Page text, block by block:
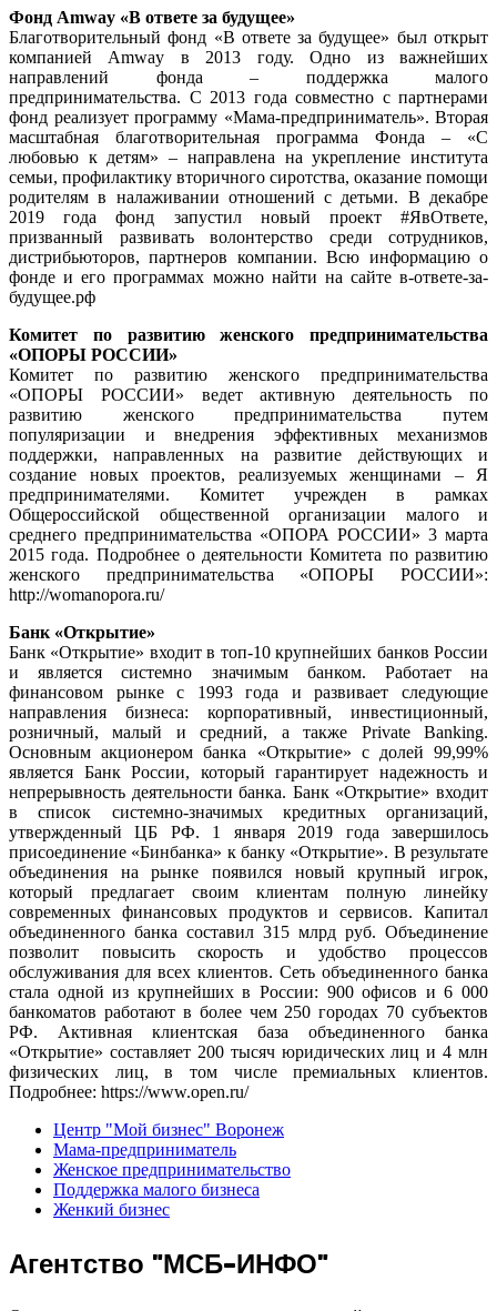
Фонд Amway «В ответе за будущее»
Благотворительный фонд «В ответе за будущее» был открыт
компанией Amway в 2013 году. Одно из важнейших
направлений фонда – поддержка малого
предпринимательства. С 2013 года совместно с партнерами
фонд реализует программу «Мама-предприниматель». Вторая
масштабная благотворительная программа Фонда – «С
любовью к детям» – направлена на укрепление института
семьи, профилактику вторичного сиротства, оказание помощи
родителям в налаживании отношений с детьми. В декабре
2019 года фонд запустил новый проект #ЯвОтвете,
призванный развивать волонтерство среди сотрудников,
дистрибьюторов, партнеров компании. Всю информацию о
фонде и его программах можно найти на сайте в-ответе-за-
будущее.рф
Комитет по развитию женского предпринимательства
«ОПОРЫ РОССИИ»
Комитет по развитию женского предпринимательства
«ОПОРЫ РОССИИ» ведет активную деятельность по
развитию женского предпринимательства путем
популяризации и внедрения эффективных механизмов
поддержки, направленных на развитие действующих и
создание новых проектов, реализуемых женщинами – Я
предпринимателями. Комитет учрежден в рамках
Общероссийской общественной организации малого и
среднего предпринимательства «ОПОРА РОССИИ» 3 марта
2015 года. Подробнее о деятельности Комитета по развитию
женского предпринимательства «ОПОРЫ РОССИИ»:
http://womanopora.ru/
Банк «Открытие»
Банк «Открытие» входит в топ-10 крупнейших банков России
и является системно значимым банком. Работает на
финансовом рынке с 1993 года и развивает следующие
направления бизнеса: корпоративный, инвестиционный,
розничный, малый и средний, а также Private Banking.
Основным акционером банка «Открытие» с долей 99,99%
является Банк России, который гарантирует надежность и
непрерывность деятельности банка. Банк «Открытие» входит
в список системно-значимых кредитных организаций,
утвержденный ЦБ РФ. 1 января 2019 года завершилось
присоединение «Бинбанка» к банку «Открытие». В результате
объединения на рынке появился новый крупный игрок,
который предлагает своим клиентам полную линейку
современных финансовых продуктов и сервисов. Капитал
объединенного банка составил 315 млрд руб. Объединение
позволит повысить скорость и удобство процессов
обслуживания для всех клиентов. Сеть объединенного банка
стала одной из крупнейших в России: 900 офисов и 6 000
банкоматов работают в более чем 250 городах 70 субъектов
РФ. Активная клиентская база объединенного банка
«Открытие» составляет 200 тысяч юридических лиц и 4 млн
физических лиц, в том числе премиальных клиентов.
Подробнее: https://www.open.ru/
Центр "Мой бизнес" Воронеж
Мама-предприниматель
Женское предпринимательство
Поддержка малого бизнеса
Женкий бизнес
Агентство "МСБ-ИНФО"